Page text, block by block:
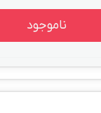
ناموجود